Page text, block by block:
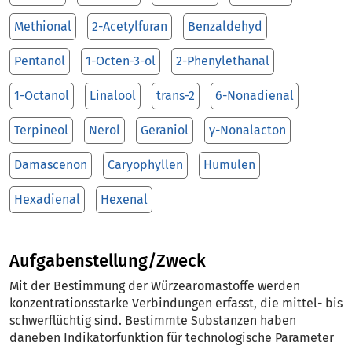
Methional 2-Acetylfuran Benzaldehyd
Pentanol 1-Octen-3-ol 2-Phenylethanal
1-Octanol Linalool trans-2 6-Nonadienal
Terpineol Nerol Geraniol γ-Nonalacton
Damascenon Caryophyllen Humulen
Hexadienal Hexenal
Aufgabenstellung/Zweck
Mit der Bestimmung der Würzearomastoffe werden
konzentrationsstarke Verbindungen erfasst, die mittel- bis
schwerflüchtig sind. Bestimmte Substanzen haben
daneben Indikatorfunktion für technologische Parameter